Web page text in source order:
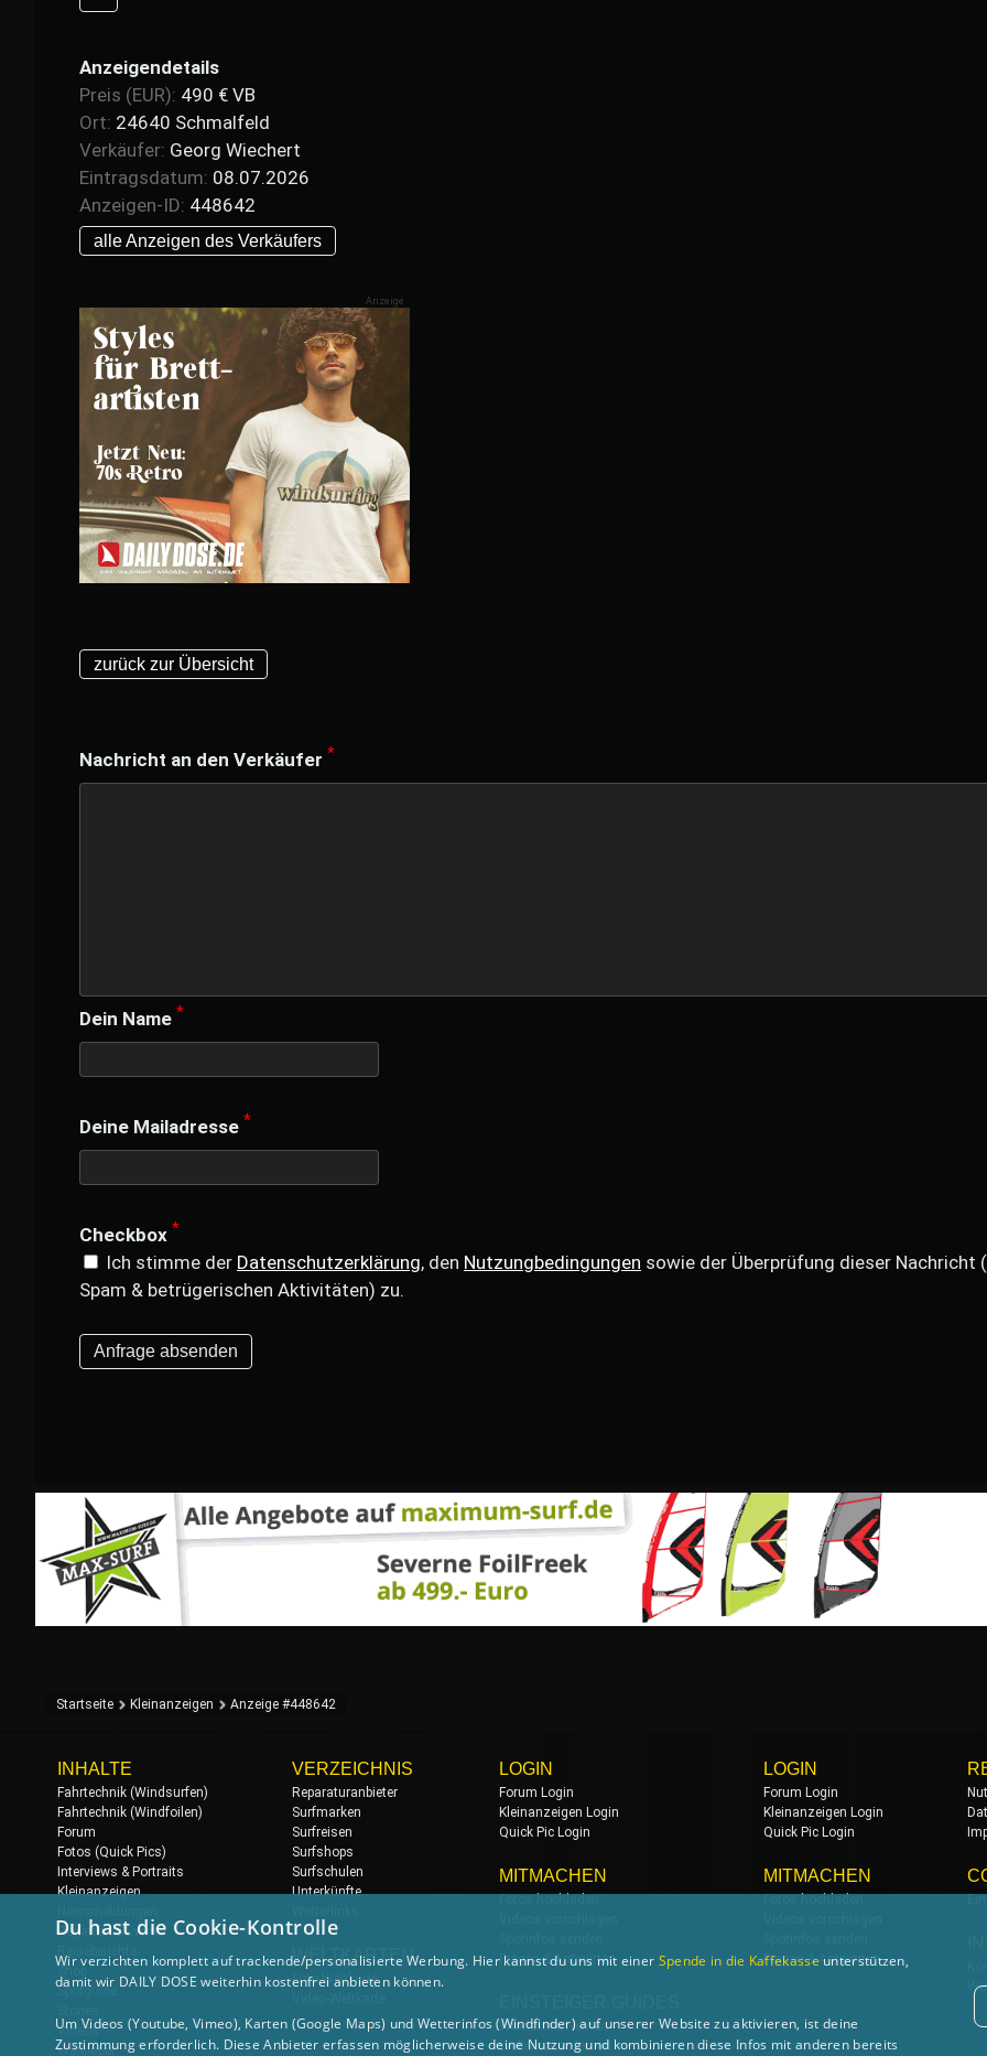
Anzeigendetails
Preis (EUR): 490 € VB
Ort: 24640 Schmalfeld
Verkäufer: Georg Wiechert
Eintragsdatum: 08.07.2026
Anzeigen-ID: 448642
alle Anzeigen des Verkäufers
zurück zur Übersicht
Nachricht an den Verkäufer *
Dein Name *
Deine Mailadresse *
Checkbox *
Ich stimme der Datenschutzerklärung, den Nutzungbedingungen sowie der Überprüfung dieser Nachricht
Spam & betrügerischen Aktivitäten) zu.
Startseite Kleinanzeigen Anzeige #448642
INHALTE
Fahrtechnik (Windsurfen)
Fahrtechnik (Windfoilen)
Forum
Fotos (Quick Pics)
Interviews & Portraits
Kleinanzeigen
Regatten & Events
Spotguide
Videos
Wallpaper
VERZEICHNIS
Reparaturanbieter
Surfmarken
Surfreisen
Surfshops
Surfschulen
Unterkünfte
WELTKARTEN
Foto-Weltkarte
LOGIN
Forum Login
Kleinanzeigen Login
Quick Pic Login
MITMACHEN
Fragen & Antworten
Windsurfen lernen
Wellenreiten lernen
LOGIN
Forum Login
Kleinanzeigen Login
Quick Pic Login
MITMACHEN
Fragen & Antworten
Du hast die Cookie-Kontrolle
Wir verzichten komplett auf trackende/personalisierte Werbung. Hier kannst du uns mit einer Spende in die Kaffekasse unterstützen,
damit wir DAILY DOSE weiterhin kostenfrei anbieten können.
Um Videos (Youtube, Vimeo), Karten (Google Maps) und Wetterinfos (Windfinder) auf unserer Website zu aktivieren, ist deine
Zustimmung erforderlich. Diese Anbieter erfassen möglicherweise deine Nutzung und kombinieren diese Infos mit anderen bereits